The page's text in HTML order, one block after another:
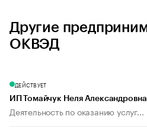
Другие
ОКВЭД
ДЕЙСТВУЕТ
ИП Томайчук Неля Александровна
Деятельность по оказанию услуг...